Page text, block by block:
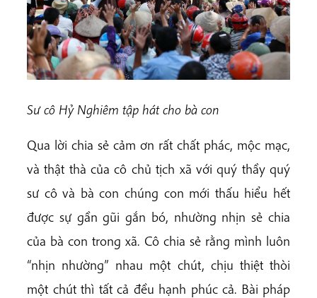
Sư cô Hỷ Nghiêm tập hát cho bà con
Qua lời chia sẻ cảm ơn rất chất phác, mộc mạc,
và thật thà của cô chủ tịch xã với quý thầy quý
sư cô và bà con chúng con mới thấu hiểu hết
được sự gần gũi gắn bó, nhường nhịn sẻ chia
của bà con trong xã. Cô chia sẻ rằng mình luôn
“nhịn nhường” nhau một chút, chịu thiệt thòi
một chút thì tất cả đều hạnh phúc cả. Bài pháp